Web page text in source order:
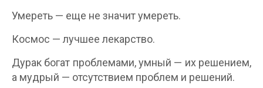
Умереть — еще не значит умереть.
Космос — лучшее лекарство.
Дурак богат проблемами, умный — их решением,
а мудрый — отсутствием проблем и решений.